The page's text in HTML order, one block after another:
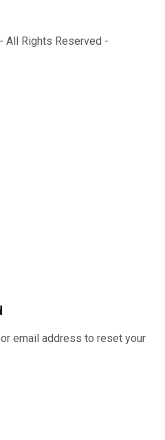
All Rights Reserved -
email address to reset your